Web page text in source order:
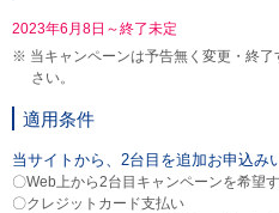
2023年6月8日～終了未定
※ 当キャンペーンは予告無く変更・終
さい。
適用条件
当サイトから、2台目を追加お申込み
〇Web上から2台目キャンペーンを希望
〇クレジットカード支払い